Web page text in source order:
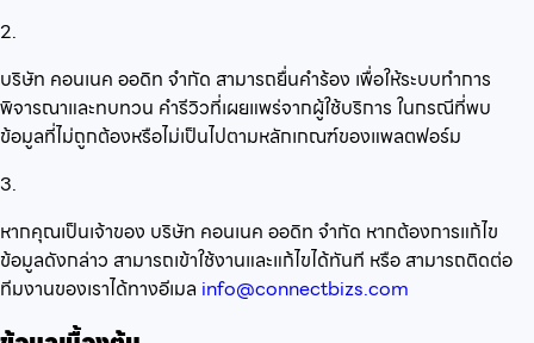
2.
บริษัท คอนเนค ออดิท จำกัด สามารถยื่นคำร้อง เพื่อให้ระบบทำการ
พิจารณาและทบทวน คำรีวิวที่เผยแพร่จากผู้ใช้บริการ ในกรณีที่พบ
ข้อมูลที่ไม่ถูกต้องหรือไม่เป็นไปตามหลักเกณฑ์ของแพลตฟอร์ม
3.
หากคุณเป็นเจ้าของ บริษัท คอนเนค ออดิท จำกัด หากต้องการแก้ไข
ข้อมูลดังกล่าว สามารถเข้าใช้งานและแก้ไขได้ทันที หรือ สามารถติดต่อ
ทีมงานของเราได้ทางอีเมล info@connectbizs.com